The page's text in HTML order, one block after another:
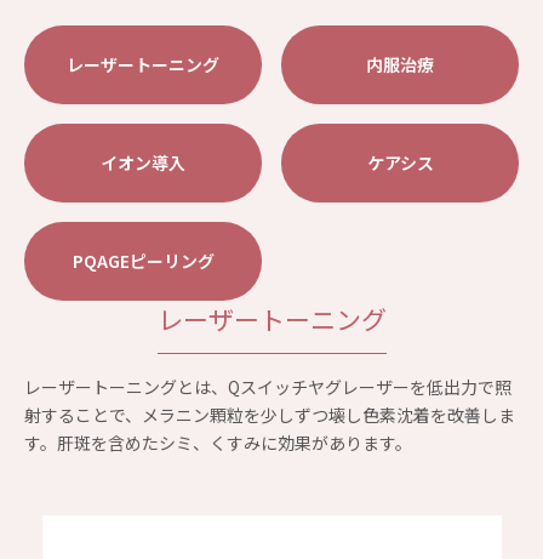
レーザートーニング 内服治療
イオン導入 ケアシス
PQAGEピーリング
レーザートーニング
レーザートーニングとは、Qスイッチヤグレーザーを低出力で照
射することで、メラニン顆粒を少しずつ壊し色素沈着を改善しま
す。肝斑を含めたシミ、くすみに効果があります。